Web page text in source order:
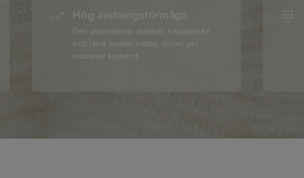
Hög andningsförmåga
Den absorberar utmärkt kroppsfukt
och låter huden andas, vilket ger
maximal komfort.